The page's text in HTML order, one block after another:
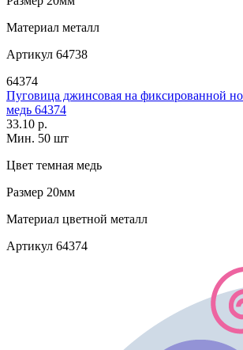
Материал металл
Артикул 64738
64374
Пуговица джинсовая на фиксированной
медь 64374
33.10 р.
Мин. 50 шт
Цвет темная медь
Размер 20мм
Материал цветной металл
Артикул 64374